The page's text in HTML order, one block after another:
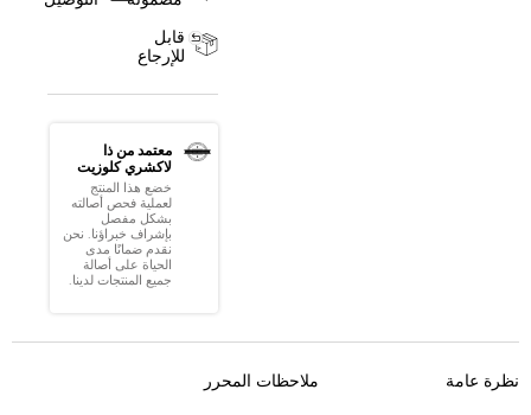
قابل
للإرجاع
معتمد من ذا
لاكشري كلوزيت
خضع هذا المنتج
لعملية فحص أصالته
بشكل مفصل
بإشراف خبراؤنا. نحن
نقدم ضمانًا مدى
الحياة على أصالة
جميع المنتجات لدينا.
نظرة عامة ملاحظات المحرر